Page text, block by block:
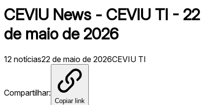
CEVIU News - CEVIU TI - 22
de maio de 2026
12 notícias22 de maio de 2026CEVIU TI
Compartilhar:
Copiar link